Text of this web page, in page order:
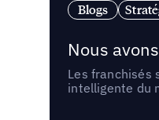
Blogs
Nous
Les franchisés
intelligente du